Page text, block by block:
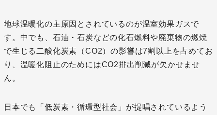
地球温暖化の主原因とされているのが温室効果ガスで
す。中でも、石油・石炭などの化石燃料や廃棄物の燃焼
で生じる二酸化炭素（CO2）の影響は7割以上を占めてお
り、温暖化阻止のためにはCO2排出削減が欠かせませ
ん。
日本でも「低炭素・循環型社会」が提唱されているよう